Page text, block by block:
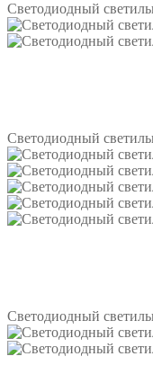
Светодиодный
Светодиодный
Светодиодный